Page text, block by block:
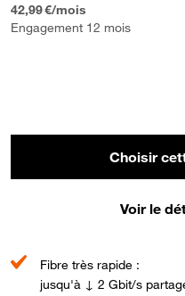
42,99 €/mois
Engagement 12 mois
Choisir
Voir le
Fibre très rapide :
jusqu'à ↓ 2 Gbit/s